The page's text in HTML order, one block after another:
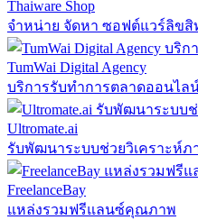
Thaiware Shop
จำหน่าย จัดหา ซอฟต์แวร์ลิขสิ
TumWai Digital Agency
บริการรับทำการตลาดออนไล
Ultromate.ai
รับพัฒนาระบบช่วยวิเคราะห์ภ
FreelanceBay
แหล่งรวมฟรีแลนซ์คุณภาพ